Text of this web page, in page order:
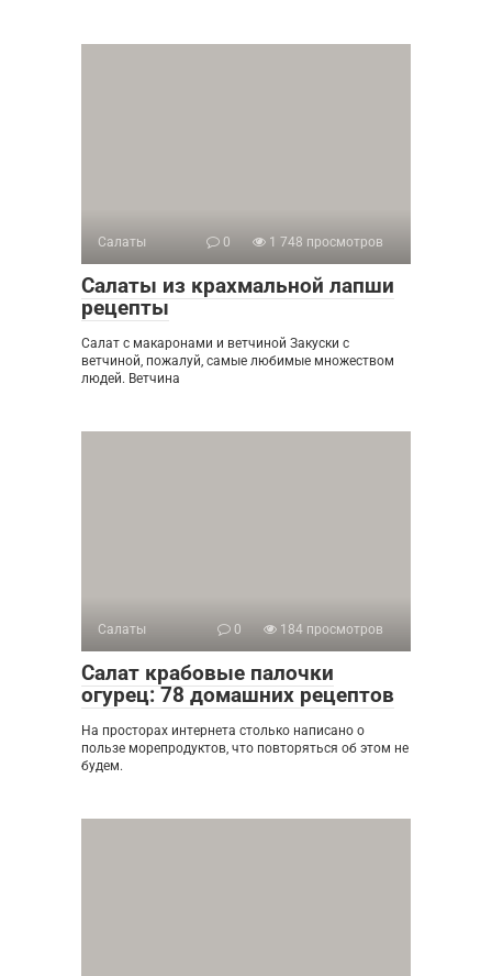
Салаты 0 1 748 просмотров
Салаты из крахмальной лапши
рецепты
Салат с макаронами и ветчиной Закуски с
ветчиной, пожалуй, самые любимые множеством
людей. Ветчина
Салаты 0 184 просмотров
Салат крабовые палочки
огурец: 78 домашних рецептов
На просторах интернета столько написано о
пользе морепродуктов, что повторяться об этом не
будем.